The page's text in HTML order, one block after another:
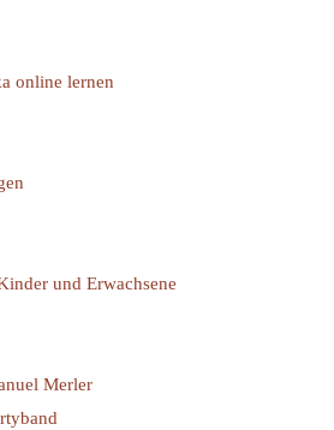
online lernen
und Erwachsene
Merler